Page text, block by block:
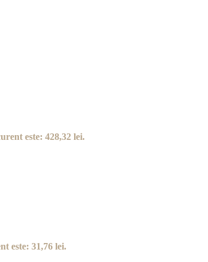
este: 428,32 lei.
este: 31,76 lei.